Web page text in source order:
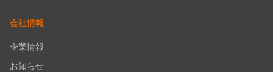
会社情報
企業情報
お知らせ